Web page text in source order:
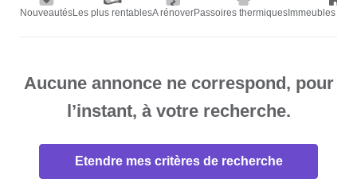
NouveautésLes plus rentablesA rénoverPassoires thermiques Immeubles de
Aucune annonce ne correspond, pour
l’instant, à votre recherche.
Etendre mes critères de recherche